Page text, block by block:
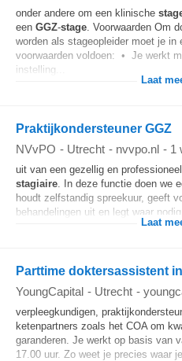
onder andere om een klinische
een GGZ-stage. Voorwaarden Om
worden als stageopleider moet je in
voorwaarden voldoen: • Je werkt
instelling...
Laat
Praktijkondersteuner GGZ
NVvPO - Utrecht - nvvpo.nl - 1
uit van een gezellig en
stagiaire. In deze functie doen we
houdt zelfstandig spreekuur, geeft
behandelingen uit en legt waar
Laat
Parttime doktersassistent
YoungCapital - Utrecht -
verpleegkundigen,
ketenpartners zoals het COA om
garanderen. Je werkt op basis van
17.00 uur. Zo weet je precies waar